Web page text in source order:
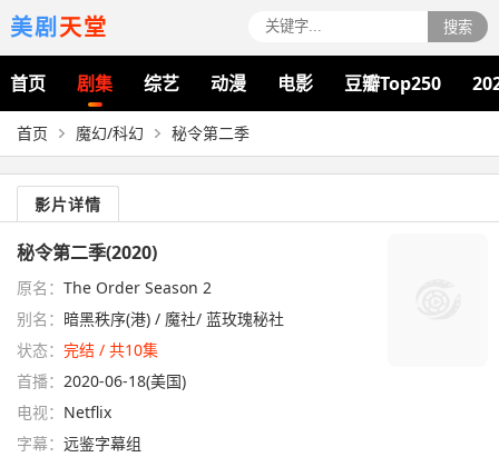
美剧天堂 搜索
首页 剧集 综艺 动漫 电影 豆瓣Top250
首页 魔幻/科幻 秘令第二季
影片详情
秘令第二季(2020)
原名： The Order Season 2
别名： 暗黑秩序(港) / 魔社/ 蓝玫瑰秘社
状态： 完结 / 共10集
首播： 2020-06-18(美国)
电视： Netflix
字幕： 远鉴字幕组